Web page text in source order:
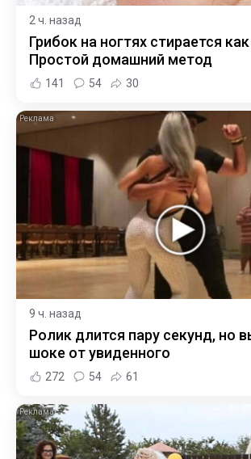
2 ч. назад
Грибок на ногтях стирается
Простой домашний метод
141 54 30
9 ч. назад
Ролик длится пару секунд, но
шоке от увиденного
272 54 61